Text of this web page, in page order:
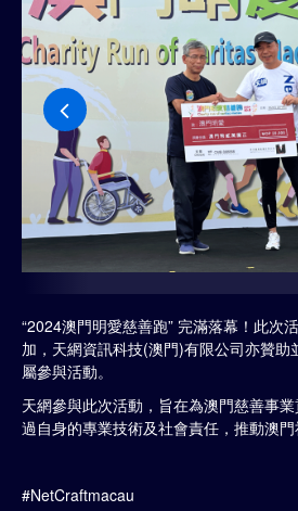
“2024澳門明愛慈善跑” 完滿落幕！此次
加，天網資訊科技(澳門)有限公司亦贊助
屬參與活動。
天網參與此次活動，旨在為澳門慈善事
過自身的專業技術及社會責任，推動澳門
#NetCraftmacau